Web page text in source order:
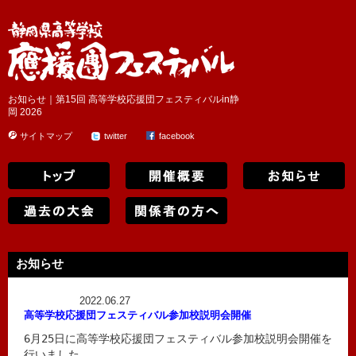
お知らせ｜第15回 高等学校応援団フェスティバルin静
岡 2026
サイトマップ twitter facebook
お知らせ
2022.06.27
高等学校応援団フェスティバル参加校説明会開催
6月25日に高等学校応援団フェスティバル参加校説明会開催を